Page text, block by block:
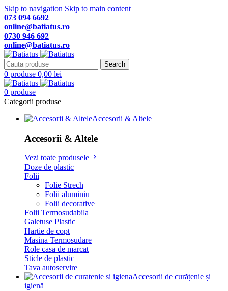
Skip to navigation Skip to main content
073 094 6692
online@batiatus.ro
0730 946 692
online@batiatus.ro
Search
0 produse 0,00 lei
0 produse
Categorii produse
Accesorii & Altele
Accesorii & Altele
Vezi toate produsele
Doze de plastic
Folii
Folie Strech
Folii aluminiu
Folii decorative
Folii Termosudabila
Galetuse Plastic
Hartie de copt
Masina Termosudare
Role casa de marcat
Sticle de plastic
Tava autoservire
Accesorii de curățenie și
igienă